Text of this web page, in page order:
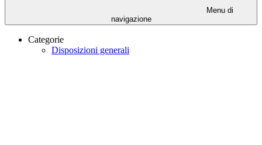
Menu di
navigazione
Categorie
Disposizioni generali